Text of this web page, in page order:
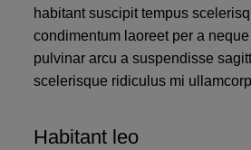
habitant suscipit tempus
condimentum laoreet per a
pulvinar arcu a suspendisse
scelerisque ridiculus mi
Habitant leo